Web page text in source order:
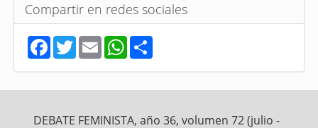
Compartir en redes sociales
F
a
c
e
b
k
T
w
t
t
E
m
a
i
l
W
h
a
t
s
p
S
h
r
e
DEBATE FEMINISTA, año 36, volumen 72 (julio -